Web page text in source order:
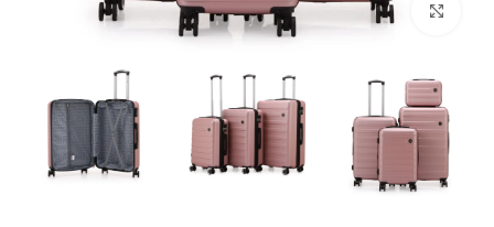
Click to enlarge